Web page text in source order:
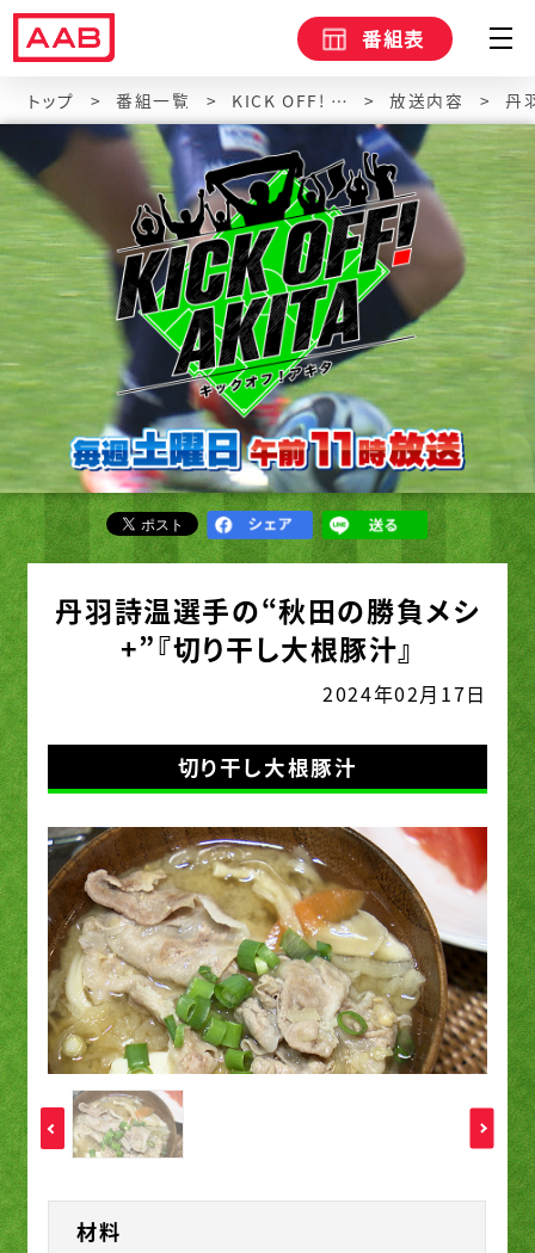
番組表
トップ 番組一覧 KICK OFF! AKITA 放送内容
丹羽詩温選手の“秋田の勝負メシ
+”『切り干し大根豚汁』
2024年02月17日
切り干し大根豚汁
材料